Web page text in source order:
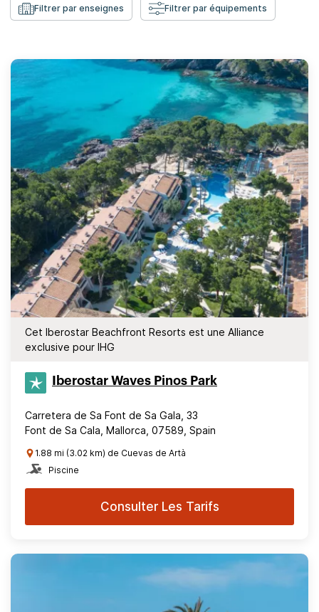
Filtrer par enseignes Filtrer par équipements
Cet Iberostar Beachfront Resorts est une Alliance
exclusive pour IHG
Iberostar Waves Pinos Park
Carretera de Sa Font de Sa Gala, 33
Font de Sa Cala, Mallorca, 07589, Spain
1.88 mi (3.02 km) de Cuevas de Artà
Piscine
Consulter Les Tarifs